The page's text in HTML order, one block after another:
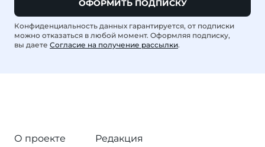
ОФОРМИТЬ ПОДПИСКУ
Конфиденциальность данных гарантируется, от подписки
можно отказаться в любой момент. Оформляя подписку,
вы даете Согласие на получение рассылки.
О проекте
Редакция